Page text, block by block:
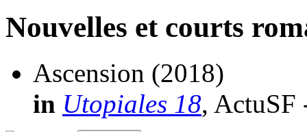
Nouvelles et courts
Ascension (2018)
in Utopiales 18, ActuSF